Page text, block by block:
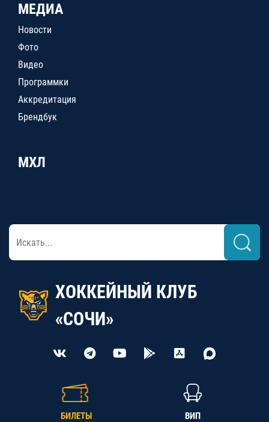
МЕДИА
Новости
Фото
Видео
Программки
Аккредитация
Брендбук
МХЛ
ХОККЕЙНЫЙ КЛУБ
«СОЧИ»
БИЛЕТЫ ВИП